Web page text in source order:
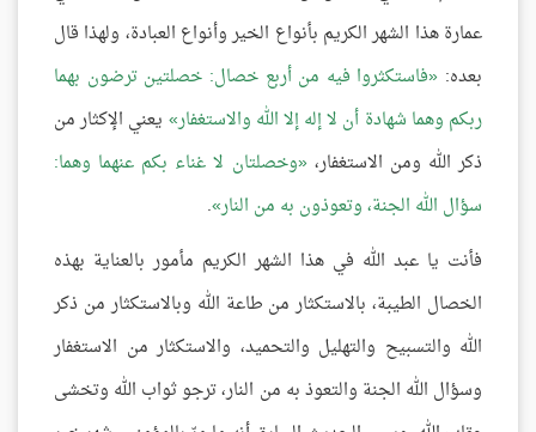
عمارة هذا الشهر الكريم بأنواع الخير وأنواع العبادة، ولهذا قال
بعده: فاستكثروا فيه من أربع خصال: خصلتين ترضون بهما
ربكم وهما شهادة أن لا إله إلا الله والاستغفار يعني الإكثار من
ذكر الله ومن الاستغفار، وخصلتان لا غناء بكم عنهما وهما:
سؤال الله الجنة، وتعوذون به من النار .
فأنت يا عبد الله في هذا الشهر الكريم مأمور بالعناية بهذه
الخصال الطيبة، بالاستكثار من طاعة الله وبالاستكثار من ذكر
الله والتسبيح والتهليل والتحميد، والاستكثار من الاستغفار
وسؤال الله الجنة والتعوذ به من النار، ترجو ثواب الله وتخشى